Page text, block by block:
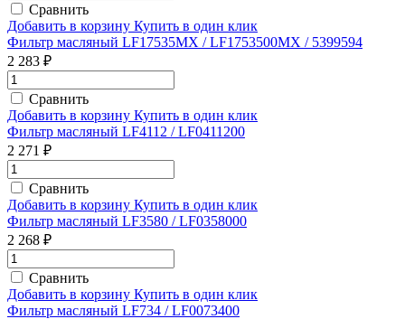
Сравнить
Добавить в корзину Купить в один клик
Фильтр масляный LF17535MX / LF1753500MX / 5399594
2 283 ₽
Сравнить
Добавить в корзину Купить в один клик
Фильтр масляный LF4112 / LF0411200
2 271 ₽
Сравнить
Добавить в корзину Купить в один клик
Фильтр масляный LF3580 / LF0358000
2 268 ₽
Сравнить
Добавить в корзину Купить в один клик
Фильтр масляный LF734 / LF0073400